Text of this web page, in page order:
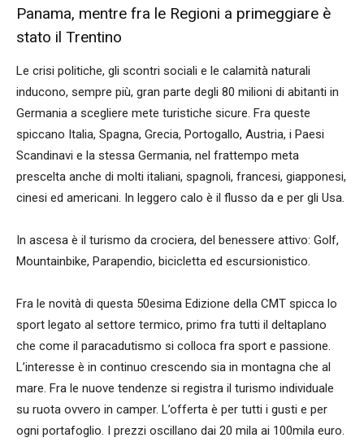
Panama, mentre fra le Regioni a primeggiare è
stato il Trentino
Le crisi politiche, gli scontri sociali e le calamità naturali
inducono, sempre più, gran parte degli 80 milioni di abitanti in
Germania a scegliere mete turistiche sicure. Fra queste
spiccano Italia, Spagna, Grecia, Portogallo, Austria, i Paesi
Scandinavi e la stessa Germania, nel frattempo meta
prescelta anche di molti italiani, spagnoli, francesi, giapponesi,
cinesi ed americani. In leggero calo è il flusso da e per gli Usa.
In ascesa è il turismo da crociera, del benessere attivo: Golf,
Mountainbike, Parapendio, bicicletta ed escursionistico.
Fra le novità di questa 50esima Edizione della CMT spicca lo
sport legato al settore termico, primo fra tutti il deltaplano
che come il paracadutismo si colloca fra sport e passione.
L’interesse è in continuo crescendo sia in montagna che al
mare. Fra le nuove tendenze si registra il turismo individuale
su ruota ovvero in camper. L’offerta è per tutti i gusti e per
ogni portafoglio. I prezzi oscillano dai 20 mila ai 100mila euro.